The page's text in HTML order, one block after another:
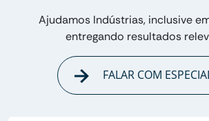
Ajudamos Indústrias, inclusive
entregando resultados
FALAR COM